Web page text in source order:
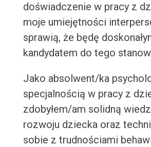
doświadczenie w pracy z
moje umiejętności
sprawią, że będę
kandydatem do tego
Jako absolwent/ka
specjalnością w pracy z
zdobyłem/am solidną
rozwoju dziecka oraz
sobie z trudnościami